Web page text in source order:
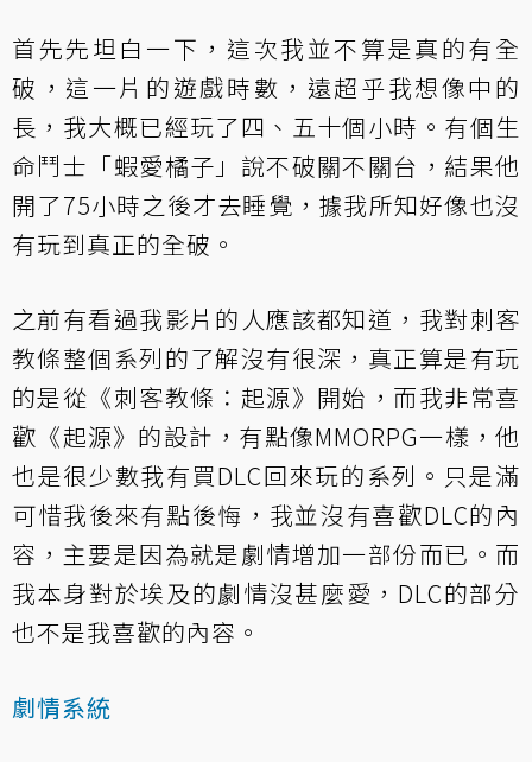
首先先坦白一下，這次我並不算是真的有全
破，這一片的遊戲時數，遠超乎我想像中的
長，我大概已經玩了四、五十個小時。有個生
命鬥士「蝦愛橘子」說不破關不關台，結果他
開了75小時之後才去睡覺，據我所知好像也沒
有玩到真正的全破。
之前有看過我影片的人應該都知道，我對刺客
教條整個系列的了解沒有很深，真正算是有玩
的是從《刺客教條：起源》開始，而我非常喜
歡《起源》的設計，有點像MMORPG一樣，他
也是很少數我有買DLC回來玩的系列。只是滿
可惜我後來有點後悔，我並沒有喜歡DLC的內
容，主要是因為就是劇情增加一部份而已。而
我本身對於埃及的劇情沒甚麼愛，DLC的部分
也不是我喜歡的內容。
劇情系統